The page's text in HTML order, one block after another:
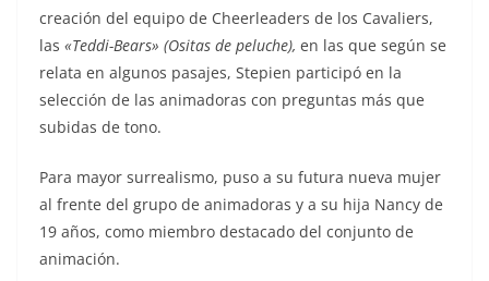
creación del equipo de Cheerleaders de los Cavaliers,
las «Teddi-Bears» (Ositas de peluche), en las que según se
relata en algunos pasajes, Stepien participó en la
selección de las animadoras con preguntas más que
subidas de tono.
Para mayor surrealismo, puso a su futura nueva mujer
al frente del grupo de animadoras y a su hija Nancy de
19 años, como miembro destacado del conjunto de
animación.